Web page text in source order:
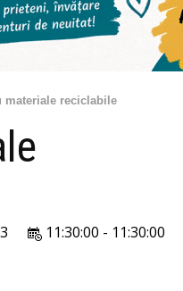
materiale reciclabile
11:30:00 - 11:30:00